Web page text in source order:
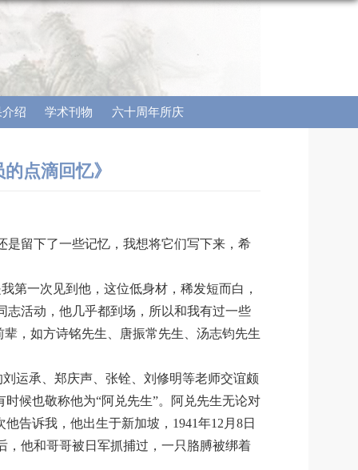
绍 学术刊物 六十周年所庆
点滴回忆》
留下了一些记忆，我想将它们写下来，希
一次见到他，这位低身材，稀发短而白，
志活动，他几乎都到场，所以和我有过一些
，如方诗铭先生、唐振常先生、汤志钧先生
运承、郑庆声、张铨、刘修明等老师交谊颇
候也敬称他为“阿兑先生”。阿兑先生无论对
告诉我，他出生于新加坡，1941年12月8日
，他和哥哥被日军抓捕过，一只胳膊被绑着